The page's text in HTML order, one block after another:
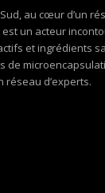
au cœur d’un
un acteur
et ingrédients
de
réseau d’experts.